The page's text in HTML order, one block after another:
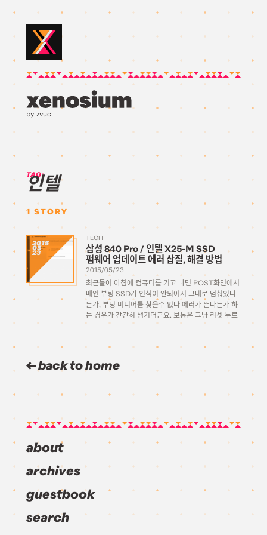
by zvuc
TAG:
인텔
1 STORY
2015
05
23
TECH
삼성 840 Pro / 인텔 X25-M SSD
펌웨어 업데이트 에러 삽질, 해결 방법
2015/05/23
최근들어 아침에 컴퓨터를 키고 나면 POST화면에서
메인 부팅 SSD가 인식이 안되어서 그대로 멈춰있다
든가, 부팅 미디어를 찾을수 없다 에러가 뜬다든가 하
는 경우가 간간히 생기더군요. 보통은 그냥 리셋 누르
거나 껐다 키면 제대로 되는데, 오늘은 그렇게 해도 아
back to home
about
archives
guestbook
search